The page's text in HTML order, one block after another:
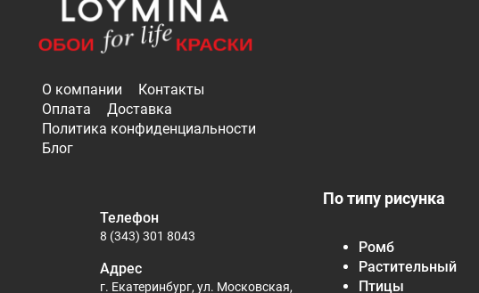
О компании
Контакты
Оплата
Доставка
Политика конфиденциальности
Блог
По типу рисунка
Ромб
Растительный
Птицы
Телефон
8 (343) 301 8043
Адрес
г. Екатеринбург, ул. Московская,